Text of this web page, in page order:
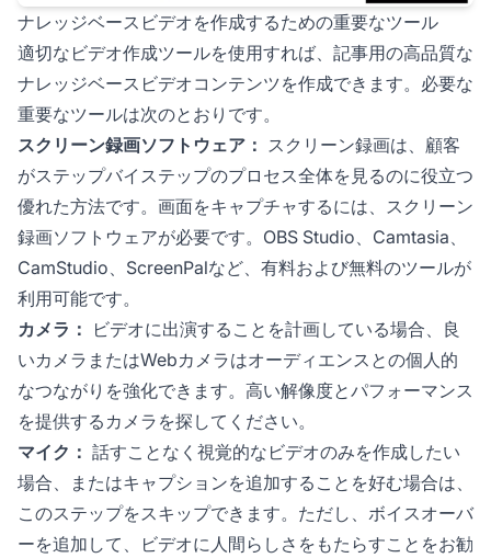
ナレッジベースビデオを作成するための重要なツール
適切なビデオ作成ツールを使用すれば、記事用の高品質な
ナレッジベースビデオコンテンツを作成できます。必要な
重要なツールは次のとおりです。
スクリーン録画ソフトウェア： スクリーン録画は、顧客
がステップバイステップのプロセス全体を見るのに役立つ
優れた方法です。画面をキャプチャするには、スクリーン
録画ソフトウェアが必要です。OBS Studio、Camtasia、
CamStudio、ScreenPalなど、有料および無料のツールが
利用可能です。
カメラ：
ビデオに出演することを計画している場合、良
いカメラまたはWebカメラはオーディエンスとの個人的
なつながりを強化できます。高い解像度とパフォーマンス
を提供するカメラを探してください。
マイク： 話すことなく視覚的なビデオのみを作成したい
場合、またはキャプションを追加することを好む場合は、
このステップをスキップできます。ただし、ボイスオーバ
ーを追加して、ビデオに人間らしさをもたらすことをお勧